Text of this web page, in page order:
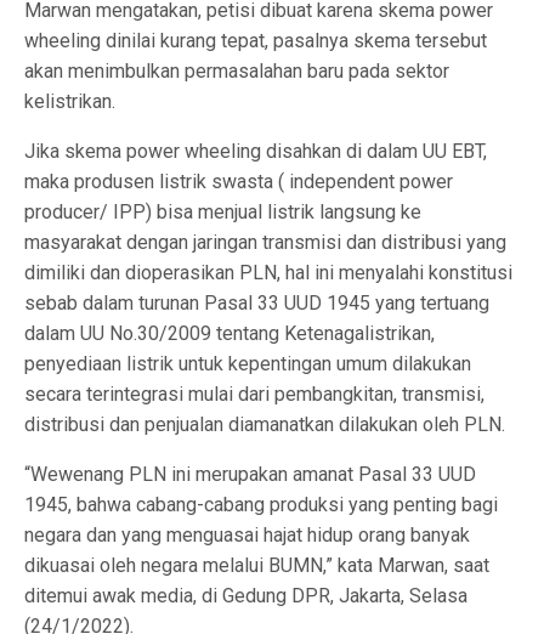
Marwan mengatakan, petisi dibuat karena skema power
wheeling dinilai kurang tepat, pasalnya skema tersebut
akan menimbulkan permasalahan baru pada sektor
kelistrikan.
Jika skema power wheeling disahkan di dalam UU EBT,
maka produsen listrik swasta ( independent power
producer/ IPP) bisa menjual listrik langsung ke
masyarakat dengan jaringan transmisi dan distribusi yang
dimiliki dan dioperasikan PLN, hal ini menyalahi konstitusi
sebab dalam turunan Pasal 33 UUD 1945 yang tertuang
dalam UU No.30/2009 tentang Ketenagalistrikan,
penyediaan listrik untuk kepentingan umum dilakukan
secara terintegrasi mulai dari pembangkitan, transmisi,
distribusi dan penjualan diamanatkan dilakukan oleh PLN.
“Wewenang PLN ini merupakan amanat Pasal 33 UUD
1945, bahwa cabang-cabang produksi yang penting bagi
negara dan yang menguasai hajat hidup orang banyak
dikuasai oleh negara melalui BUMN,” kata Marwan, saat
ditemui awak media, di Gedung DPR, Jakarta, Selasa
(24/1/2022).